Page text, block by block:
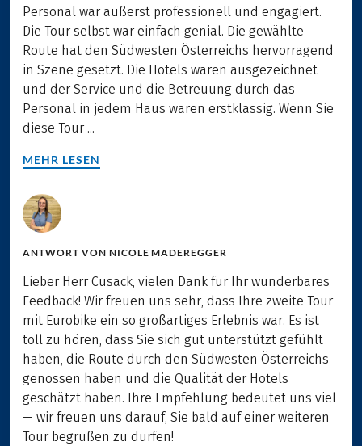
Personal war äußerst professionell und engagiert.
Die Tour selbst war einfach genial. Die gewählte
Route hat den Südwesten Österreichs hervorragend
in Szene gesetzt. Die Hotels waren ausgezeichnet
und der Service und die Betreuung durch das
Personal in jedem Haus waren erstklassig. Wenn Sie
diese Tour ...
MEHR LESEN
ANTWORT VON NICOLE MADEREGGER
Lieber Herr Cusack, vielen Dank für Ihr wunderbares
Feedback! Wir freuen uns sehr, dass Ihre zweite Tour
mit Eurobike ein so großartiges Erlebnis war. Es ist
toll zu hören, dass Sie sich gut unterstützt gefühlt
haben, die Route durch den Südwesten Österreichs
genossen haben und die Qualität der Hotels
geschätzt haben. Ihre Empfehlung bedeutet uns viel
— wir freuen uns darauf, Sie bald auf einer weiteren
Tour begrüßen zu dürfen!